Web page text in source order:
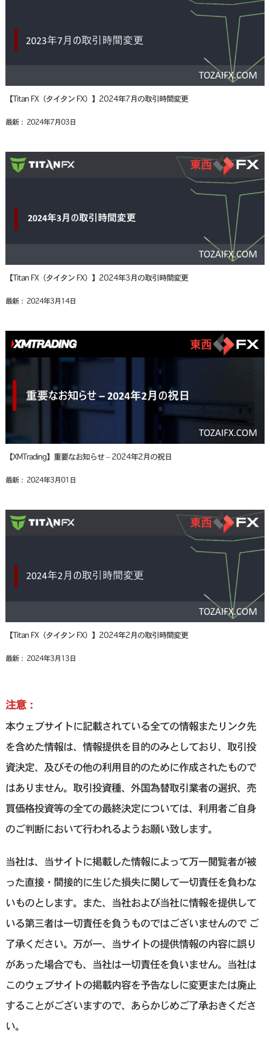
【Titan FX（タイタン FX）】2024年7月の取引時間変更
最新： 2024年7月03日
【Titan FX（タイタン FX）】2024年3月の取引時間変更
最新： 2024年3月14日
【XMTrading】重要なお知らせ – 2024年2月の祝日
最新： 2024年3月01日
【Titan FX（タイタン FX）】2024年2月の取引時間変更
最新： 2024年3月13日
注意：
本ウェブサイトに記載されている全ての情報またリンク先
を含めた情報は、情報提供を目的のみとしており、取引投
資決定、及びその他の利用目的のために作成されたもので
はありません。取引投資種、外国為替取引業者の選択、売
買価格投資等の全ての最終決定については、利用者ご自身
のご判断において行われるようお願い致します。
当社は、当サイトに掲載した情報によって万一閲覧者が被
った直接・間接的に生じた損失に関して一切責任を負わな
いものとします。また、当社および当社に情報を提供して
いる第三者は一切責任を負うものではございませんので ご
了承ください。万が一、当サイトの提供情報の内容に誤り
があった場合でも、当社は一切責任を負いません。当社は
このウェブサイトの掲載内容を予告なしに変更または廃止
することがございますので、あらかじめご了承おきくださ
い。